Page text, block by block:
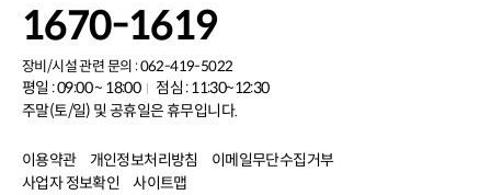
1670-1619
장비/시설 관련 문의 : 062-419-5022
평일 : 09:00 ~ 18:00
점심 : 11:30~12:30
주말(토/일) 및 공휴일은 휴무입니다.
이용약관 개인정보처리방침
이메일무단수집거부
사업자 정보확인
사이트맵